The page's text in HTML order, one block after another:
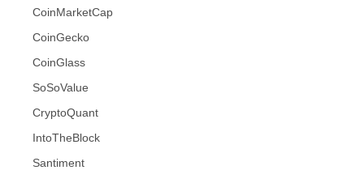
CoinMarketCap
CoinGecko
CoinGlass
SoSoValue
CryptoQuant
IntoTheBlock
Santiment